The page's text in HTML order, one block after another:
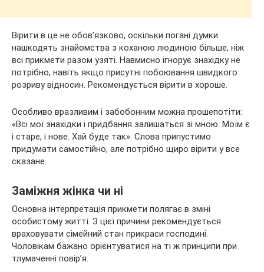
Вірити в це не обов’язково, оскільки погані думки
нашкодять знайомства з коханою людиною більше, ніж
всі прикмети разом узяті. Навмисно ігнорує знахідку не
потрібно, навіть якщо присутні побоювання швидкого
розриву відносин. Рекомендується вірити в хороше.
Особливо вразливим і забобонним можна прошепотіти:
«Всі мої знахідки і придбання залишаться зі мною. Моїм є
і старе, і нове. Хай буде так». Слова припустимо
придумати самостійно, але потрібно щиро вірити у все
сказане.
Заміжня жінка чи ні
Основна інтерпретація прикмети полягає в зміні
особистому житті. З цієї причини рекомендується
враховувати сімейний стан прикраси господині.
Чоловікам бажано орієнтуватися на ті ж принципи при
тлумаченні повір’я.